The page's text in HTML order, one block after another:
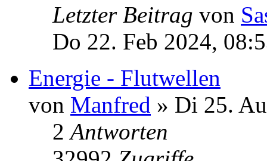
Letzter Beitrag von
Do 22. Feb 2024,
Energie - Flutwellen
von Manfred » Di 25.
2Antworten